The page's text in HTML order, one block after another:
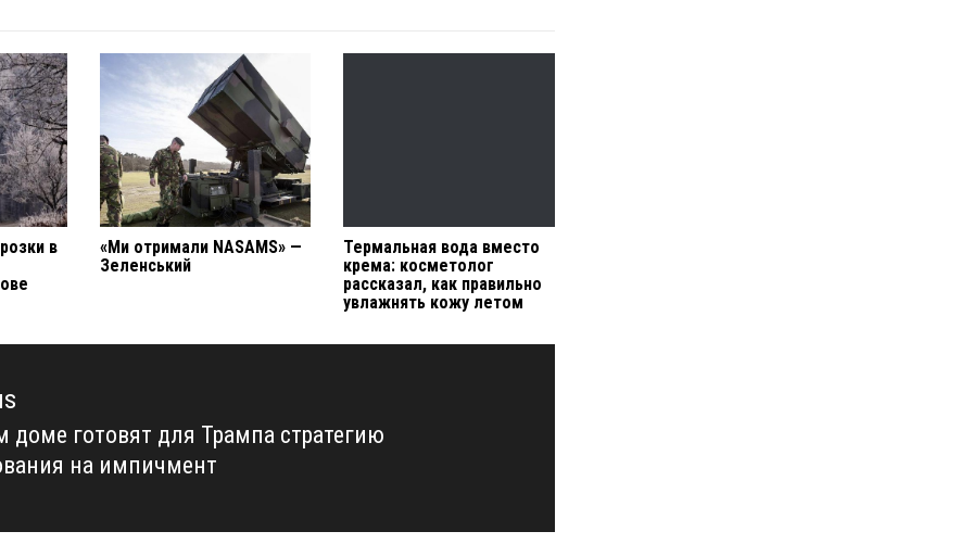
в
«Ми отримали NASAMS» —
Зеленський
Термальная вода вместо
крема: косметолог
рассказал, как правильно
увлажнять кожу летом
доме готовят для Трампа стратегию
на импичмент